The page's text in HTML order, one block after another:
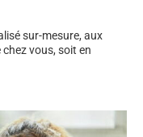
sur-mesure, aux
vous, soit en